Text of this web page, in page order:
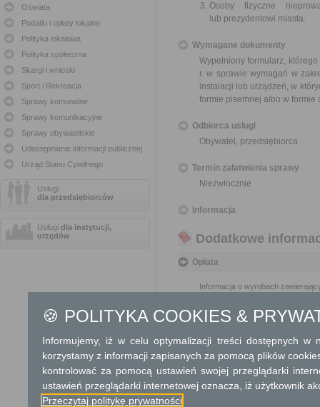
Oświata
Podatki i opłaty lokalne
Polityka lokalowa
Polityka społeczna
Skargi i wnioski
Sport i Rekreacja
Sprawy komunalne
Sprawy komunikacyjne
Sprawy obywatelskie
Udostępnianie informacji publicznej
Urząd Stanu Cywilnego
Usługi
dla przedsiębiorców
Usługi dla instytucji,
urzędów
Osoby fizyczne
lub prezydentowi miasta.
Wymagane dokumenty
Wypełniony formularz,
r. w sprawie wymagań w
instalacji lub urządzeń, w
formie pisemnej albo w formie
Odbiorca usługi
Obywatel, przedsiębiorca
Termin załatwienia sprawy
Niezwłocznie
Informacja
Dodatkowe
Opłata
Informacja o wyrobach
Tryb odwoławczy
Skargi i wnioski
Przedmiotem skargi może być
🍪 POLITYKA COOKIES &
Informujemy, iż w celu optymalizacji treści dostępnych w
korzystamy z informacji zapisanych za pomocą plików
kontrolować za pomocą ustawień swojej przeglądarki
ustawień przeglądarki internetowej oznacza, iż użytkownik
Przeczytaj politykę prywatności